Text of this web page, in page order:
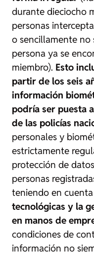
durante dieciocho
personas
o sencillamente no
persona ya se
miembro). Esto
partir de los seis
información
podría ser puesta
de las policías
personales y
estrictamente
protección de
personas
teniendo en
tecnológicas y la
en manos de
condiciones de
información no